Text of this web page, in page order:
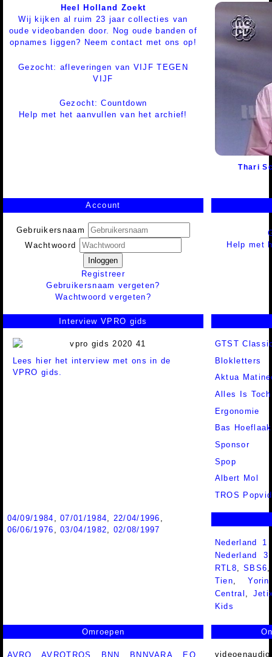
Heel Holland Zoekt
Wij kijken al ruim 23 jaar collecties van
oude videobanden door. Nog oude banden of
opnames liggen? Neem contact met ons op!
Gezocht: afleveringen van VIJF TEGEN
VIJF
Gezocht: Countdown
Help met het aanvullen van het archief!
Thari
Account
Gebruikersnaam
Wachtwoord
Inloggen
Registreer
Gebruikersnaam vergeten?
Wachtwoord vergeten?
Help met
Interview VPRO gids
Lees hier het interview met ons in de
VPRO gids.
GTST
Blokletters
Aktua
Alles Is
Ergonomie
Bas Hoeflaak
Sponsor
Spop
Albert Mol
TROS
04/09/1984 ,07/01/1984 22/04/1996
06/06/1976 ,03/04/1982
02/08/1997
Nederland
Nederland
RTL8,SBS6
Tien,Yorin
Central ,
Kids
Omroepen
AVRO ,AVROTROS BNN BNNVARA EO